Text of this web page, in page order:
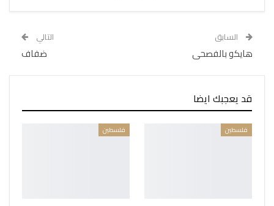
السابق
هايكو بالفصحى
التالي
ضفاف
قد يعجبك ايضا
فلسطين فلسطين